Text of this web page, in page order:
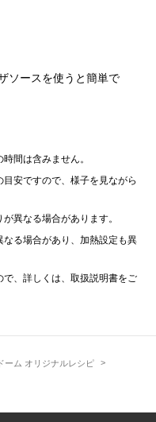
ーム オリジナルレシピ
ソースを使うと簡単で
間は含みません。
安ですので、様子を見ながら
異なる場合があります。
る場合があり、加熱設定も異
、詳しくは、取扱説明書をご